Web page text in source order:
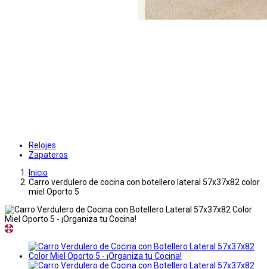
Relojes
Zapateros
Inicio
Carro verdulero de cocina con botellero lateral 57x37x82 color
miel Oporto 5